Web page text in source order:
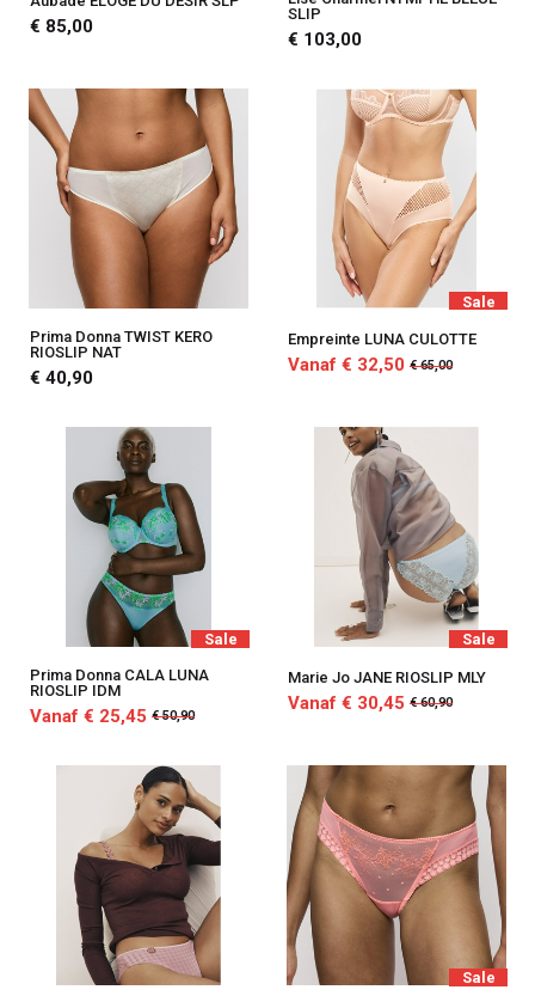
€ 85,00
SLIP
€ 103,00
Prima Donna TWIST KERO
RIOSLIP NAT
€ 40,90
Sale
Empreinte LUNA CULOTTE
Vanaf € 32,50 € 65,00
Sale
Prima Donna CALA LUNA
RIOSLIP IDM
Vanaf € 25,45 € 50,90
Sale
Marie Jo JANE RIOSLIP MLY
Vanaf € 30,45 € 60,90
Sale